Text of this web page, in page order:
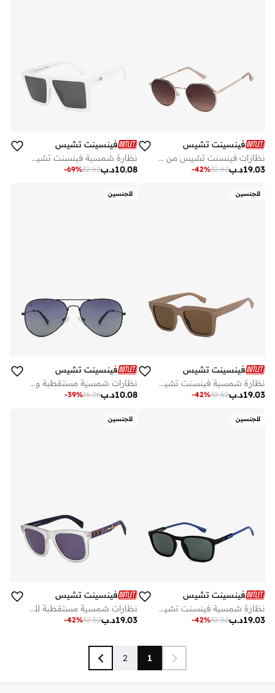
فينسينت تشيس
نظارات فينسنت تشيس من لينسكارت للنساء | إطار كامل سداسي أنيق وعصري | حماية % من الأشعة فوق البنفسجية | للرجال والنساء | صغير | ذهبيبني
د.ب19.03
32.52
-42%
فينسينت تشيس
نظارة شمسية فينسنت تشيس من لينسكارت مربعة بإطار كامل أبيض رمادي
د.ب10.08
32.52
-69%
للجنسين
فينسينت تشيس
نظارة شمسية فينسنت تشيس لينسكارت بإطار كامل مربع كلاسيك رجالي ونسائي
د.ب19.03
32.52
-42%
للجنسين
فينسينت تشيس
نظارات شمسية مستقطبة واقية من الأشعة فوق البنفسجية بإطار طيار كامل عتيق - مم - أسود
د.ب10.08
16.26
-39%
للجنسين
فينسينت تشيس
نظارة شمسية فينسنت تشيس مات بلاك جرين مربعة بإطار كامل للرجال والنساء
د.ب19.03
32.52
-42%
للجنسين
فينسينت تشيس
نظارات شمسية مستقطبة للجنسين بتصميم واي فيرر
د.ب19.03
32.52
-42%
1
2